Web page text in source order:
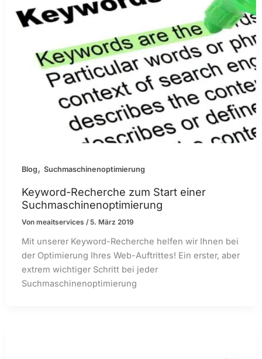
Blog,Suchmaschinenoptimierung
Keyword-Recherche zum Start einer
Suchmaschinenoptimierung
Vonmeaitservices /5. März 2019
Mit unserer Keyword-Recherche helfen wir Ihnen bei
der Optimierung Ihres Web-Auftrittes! Ein erster, aber
extrem wichtiger Schritt bei jeder
Suchmaschinenoptimierung